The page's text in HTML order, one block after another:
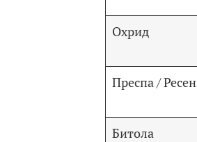
Охрид
Преспа / Ресен
Битола